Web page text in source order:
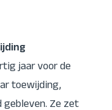
jaar voor de
toewijding,
Ze zet